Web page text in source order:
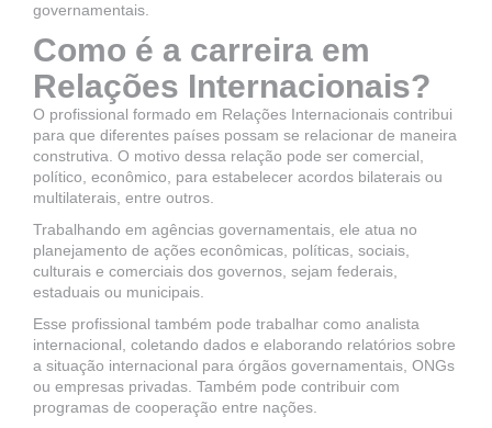
governamentais.
Como é a carreira em
Relações Internacionais?
O profissional formado em Relações Internacionais contribui
para que diferentes países possam se relacionar de maneira
construtiva. O motivo dessa relação pode ser comercial,
político, econômico, para estabelecer acordos bilaterais ou
multilaterais, entre outros.
Trabalhando em agências governamentais, ele atua no
planejamento de ações econômicas, políticas, sociais,
culturais e comerciais dos governos, sejam federais,
estaduais ou municipais.
Esse profissional também pode trabalhar como analista
internacional, coletando dados e elaborando relatórios sobre
a situação internacional para órgãos governamentais, ONGs
ou empresas privadas. Também pode contribuir com
programas de cooperação entre nações.